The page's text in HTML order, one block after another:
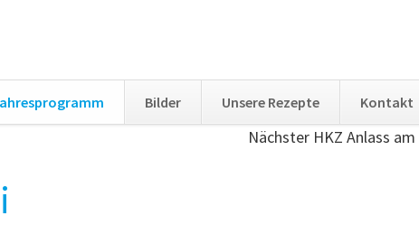
Bilder Unsere Rezepte Kontakt
Nächster HKZ Anlass am